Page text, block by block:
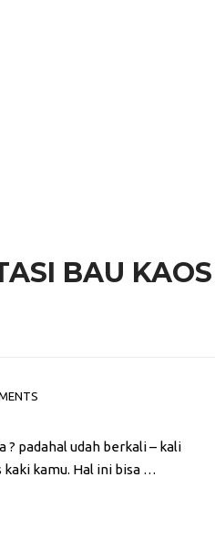
BAU KAOS
? padahal udah berkali – kali
kamu. Hal ini bisa …